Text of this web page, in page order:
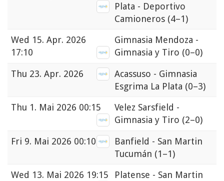
Plata - Deportivo
Camioneros (4–1)
Wed 15. Apr. 2026
17:10
Gimnasia Mendoza -
Gimnasia y Tiro (0–0)
Thu 23. Apr. 2026
Acassuso - Gimnasia
Esgrima La Plata (0–3)
Thu 1. Mai 2026 00:15
Velez Sarsfield -
Gimnasia y Tiro (2–0)
Fri 9. Mai 2026 00:10
Banfield - San Martin
Tucumán (1–1)
Wed 13. Mai 2026 19:15
Platense - San Martin